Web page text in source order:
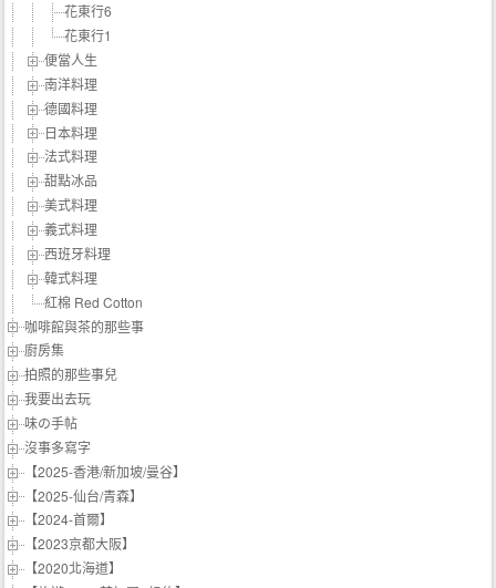
花東行6
花東行1
便當人生
南洋料理
德國料理
日本料理
法式料理
甜點冰品
美式料理
義式料理
西班牙料理
韓式料理
紅棉 Red Cotton
咖啡館與茶的那些事
廚房集
拍照的那些事兒
我要出去玩
味の手帖‬
沒事多寫字
【2025-香港/新加坡/曼谷】
【2025-仙台/青森】
【2024-首爾】
【2023京都大阪】
【2020北海道】